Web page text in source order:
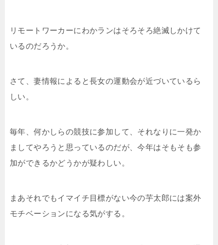
リモートワーカーにわかランはそろそろ絶滅しかけて
いるのだろうか。
さて、妻情報によると長女の運動会が近づいているら
しい。
毎年、何かしらの競技に参加して、それなりに一発か
ましてやろうと思っているのだが、今年はそもそも参
加ができるかどうかが疑わしい。
まあそれでもイマイチ目標がない今の芋太郎には案外
モチベーションになる気がする。